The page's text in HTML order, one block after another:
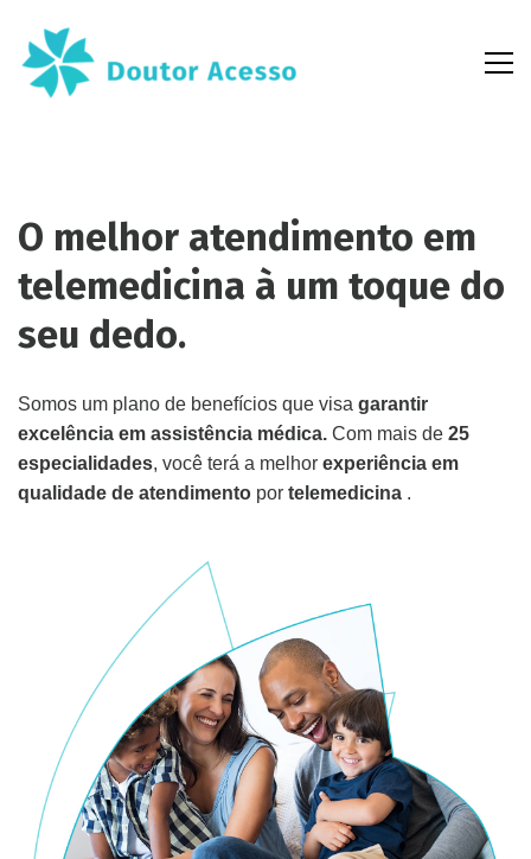
O melhor atendimento em
telemedicina à um toque do
seu dedo.
Somos um plano de benefícios que visa garantir
excelência em assistência médica. Com mais de 25
especialidades, você terá a melhor experiência em
qualidade de atendimento por telemedicina .